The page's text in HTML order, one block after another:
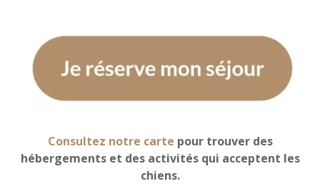
Consultez notre carte pour trouver des
hébergements et des activités qui acceptent les
chiens.